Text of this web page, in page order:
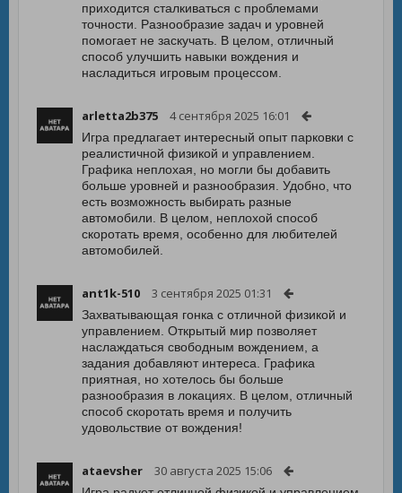
приходится сталкиваться с проблемами
точности. Разнообразие задач и уровней
помогает не заскучать. В целом, отличный
способ улучшить навыки вождения и
насладиться игровым процессом.
arletta2b375 4 сентября 2025 16:01
Игра предлагает интересный опыт парковки с
реалистичной физикой и управлением.
Графика неплохая, но могли бы добавить
больше уровней и разнообразия. Удобно, что
есть возможность выбирать разные
автомобили. В целом, неплохой способ
скоротать время, особенно для любителей
автомобилей.
ant1k-510 3 сентября 2025 01:31
Захватывающая гонка с отличной физикой и
управлением. Открытый мир позволяет
наслаждаться свободным вождением, а
задания добавляют интереса. Графика
приятная, но хотелось бы больше
разнообразия в локациях. В целом, отличный
способ скоротать время и получить
удовольствие от вождения!
ataevsher 30 августа 2025 15:06